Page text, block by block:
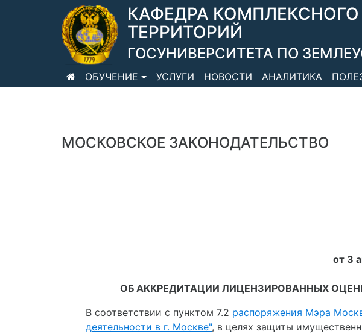
КАФЕДРА КОМПЛЕКСНОГО
ТЕРРИТОРИЙ
ГОСУНИВЕРСИТЕТА ПО
ОБУЧЕНИЕ УСЛУГИ НОВОСТИ АНАЛИТИКА
МОСКОВСКОЕ ЗАКОНОДАТЕЛЬСТВО
от 3
ОБ АККРЕДИТАЦИИ ЛИЦЕНЗИРОВАННЫХ
В соответствии с пунктом 7.2 распоряжения Мэра
деятельности в г. Москве", в целях защиты